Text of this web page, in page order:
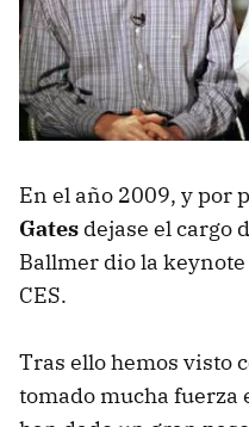
En el año 2009, y por
Gates dejase el cargo
Ballmer dio la
CES.
Tras ello hemos visto
tomado mucha fuerza